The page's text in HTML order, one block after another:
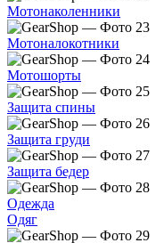
Мотонаколенники
Мотоналокотники
Мотошорты
Защита спины
Защита груди
Защита бедер
Одежда
Одяг